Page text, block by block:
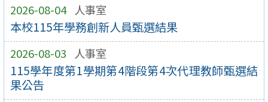
2026-08-04 人事室
本校115年學務創新人員甄選結果
2026-08-03 人事室
115學年度第1學期第4階段第4次代理教師甄選結
果公告